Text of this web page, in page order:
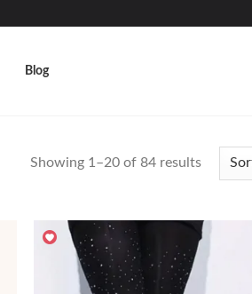
Blog
Showing 1–20 of 84 results